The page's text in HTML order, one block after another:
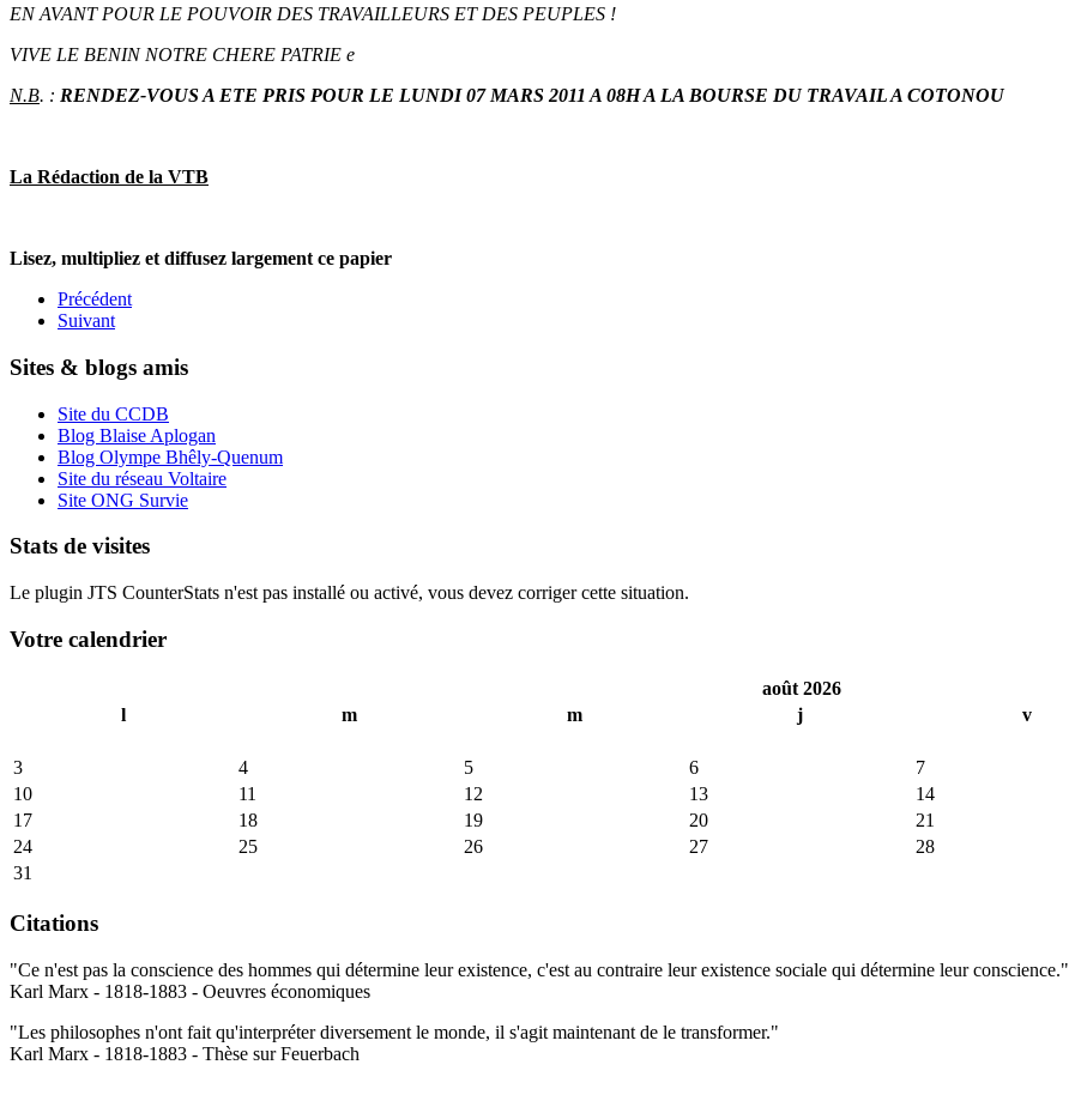
EN AVANT POUR LE POUVOIR DES TRAVAILLEURS ET DES PEUPLES !
VIVE LE BENIN NOTRE CHERE PATRIE e
N.B. : RENDEZ-VOUS A ETE PRIS POUR LE LUNDI 07 MARS 2011 A 08H A LA BOURSE DU TRAVAIL A COTONOU
La Rédaction de la VTB
Lisez, multipliez et diffusez largement ce papier
Précédent
Suivant
Sites & blogs amis
Site du CCDB
Blog Blaise Aplogan
Blog Olympe Bhêly-Quenum
Site du réseau Voltaire
Site ONG Survie
Stats de visites
Le plugin JTS CounterStats n'est pas installé ou activé, vous devez corriger cette situation.
Votre calendrier
août 2026
l
m m j v
3
4 5 6 7
10
11 12 13 14
17
18 19 20 21
24
25 26 27 28
31
Citations
"Ce n'est pas la conscience des hommes qui détermine leur existence, c'est au contraire leur existence sociale qui détermine leur conscience."
Karl Marx - 1818-1883 - Oeuvres économiques
"Les philosophes n'ont fait qu'interpréter diversement le monde, il s'agit maintenant de le transformer."
Karl Marx - 1818-1883 - Thèse sur Feuerbach